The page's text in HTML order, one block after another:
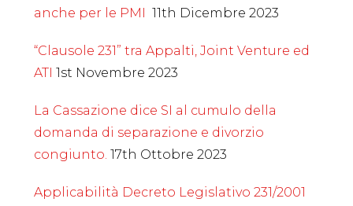
anche per le PMI
11th Dicembre 2023
“Clausole 231” tra Appalti, Joint Venture ed
ATI 1st Novembre 2023
La Cassazione dice SI al cumulo della
domanda di separazione e divorzio
congiunto. 17th Ottobre 2023
Applicabilità Decreto Legislativo 231/2001